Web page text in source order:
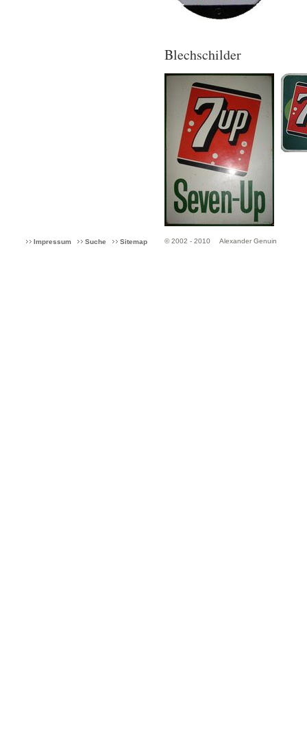
Blechschilder
Impressum Suche Sitemap © 2002 - 2010 Alexander Genuin